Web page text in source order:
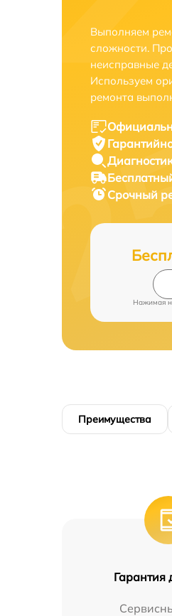
Выполняем
сложности.
неисправные
Используем
ремонта
Срочный
Нажимая
Преимущества
Гарантия